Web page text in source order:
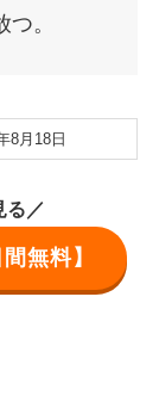
。
8月18日
る／
無料】